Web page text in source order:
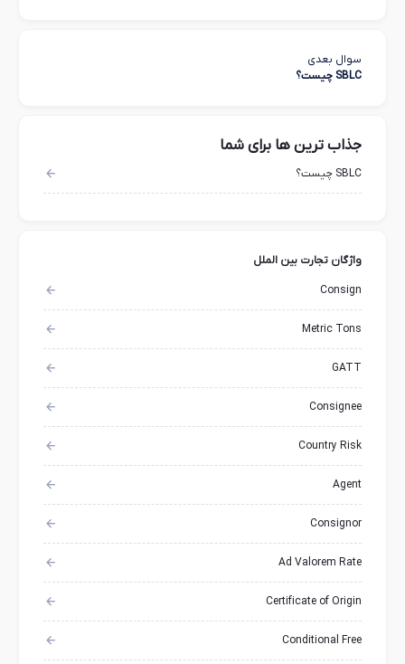
سوال بعدی
SBLC چیست؟
جذاب ترین ها برای شما
SBLC چیست؟
واژگان تجارت بین الملل
Consign
Metric Tons
GATT
Consignee
Country Risk
Agent
Consignor
Ad Valorem Rate
Certificate of Origin
Conditional Free